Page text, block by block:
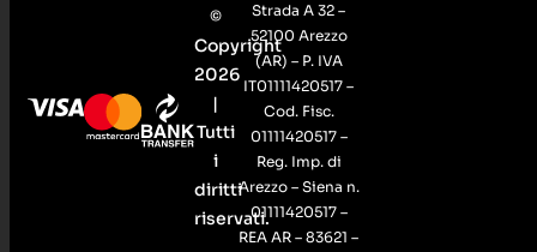
©
Copyright
2026
|
Tutti
i
diritti
riservati.
Strada A 32 –
52100 Arezzo
(AR) – P. IVA
IT01111420517 –
Cod. Fisc.
01111420517 –
Reg. Imp. di
Arezzo – Siena n.
01111420517 –
REA AR – 83621 –